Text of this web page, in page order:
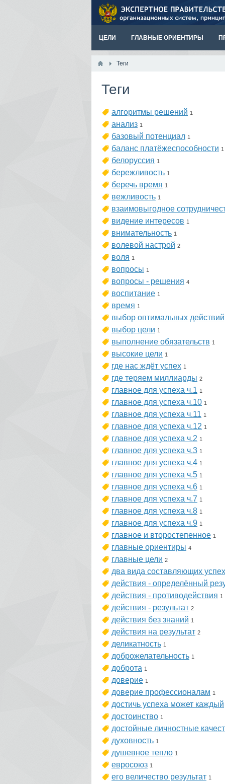
ЦЕЛИ ГЛАВНЫЕ ОРИЕНТИРЫ
Теги
Теги
алгоритмы решений 1
анализ 1
базовый потенциал 1
баланс платёжеспособности 1
белоруссия 1
бережливость 1
беречь время 1
вежливость 1
взаимовыгодное
видение интересов 1
внимательность 1
волевой настрой 2
воля 1
вопросы 1
вопросы - решения 4
воспитание 1
время 1
выбор оптимальных действий
выбор цели 1
выполнение обязательств 1
высокие цели 1
где нас ждёт успех 1
где теряем миллиарды 2
главное для успеха ч.1 1
главное для успеха ч.10 1
главное для успеха ч.11 1
главное для успеха ч.12 1
главное для успеха ч.2 1
главное для успеха ч.3 1
главное для успеха ч.4 1
главное для успеха ч.5 1
главное для успеха ч.6 1
главное для успеха ч.7 1
главное для успеха ч.8 1
главное для успеха ч.9 1
главное и второстепенное 1
главные ориентиры 4
главные цели 2
два вида составляющих
действия - определённый
действия - противодействия 1
действия - результат 2
действия без знаний 1
действия на результат 2
деликатность 1
доброжелательность 1
доброта 1
доверие 1
доверие профессионалам 1
достичь успеха может каждый
достоинство 1
достойные личностные
духовность 1
душевное тепло 1
евросоюз 1
его величество результат 1